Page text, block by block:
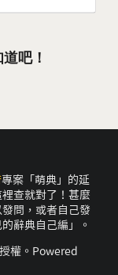
吧！
專案「萌典」的延
查就對了！甚麼
問，或者自己發
辭典自己編」。
權。Powered